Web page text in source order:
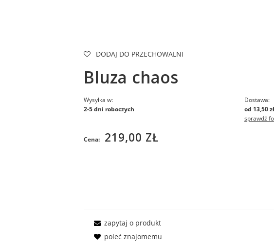
DODAJ DO PRZECHOWALNI
Bluza chaos
Wysyłka w:
2-5 dni roboczych
Dostawa:
od 13,50 zł
sprawdź
Cena: 219,00 ZŁ
zapytaj o produkt
poleć znajomemu